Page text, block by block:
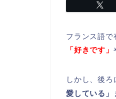
フランス語で
「好きです」
しかし、後
愛している」